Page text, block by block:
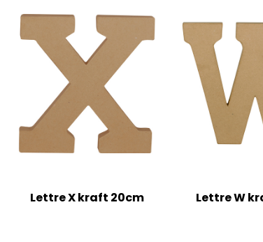
Lettre X kraft 20cm Lettre W